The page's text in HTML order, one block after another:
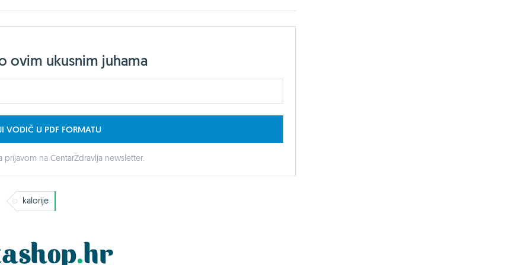
ovim ukusnim juhama
VODIČ U PDF FORMATU
na CentarZdravlja newsletter.
kalorije